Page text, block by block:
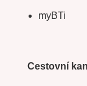
myBTi
Cestovní